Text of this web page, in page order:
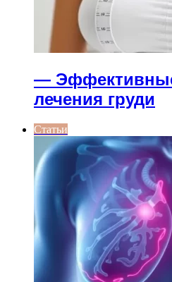
—
лечения груди
Статьи